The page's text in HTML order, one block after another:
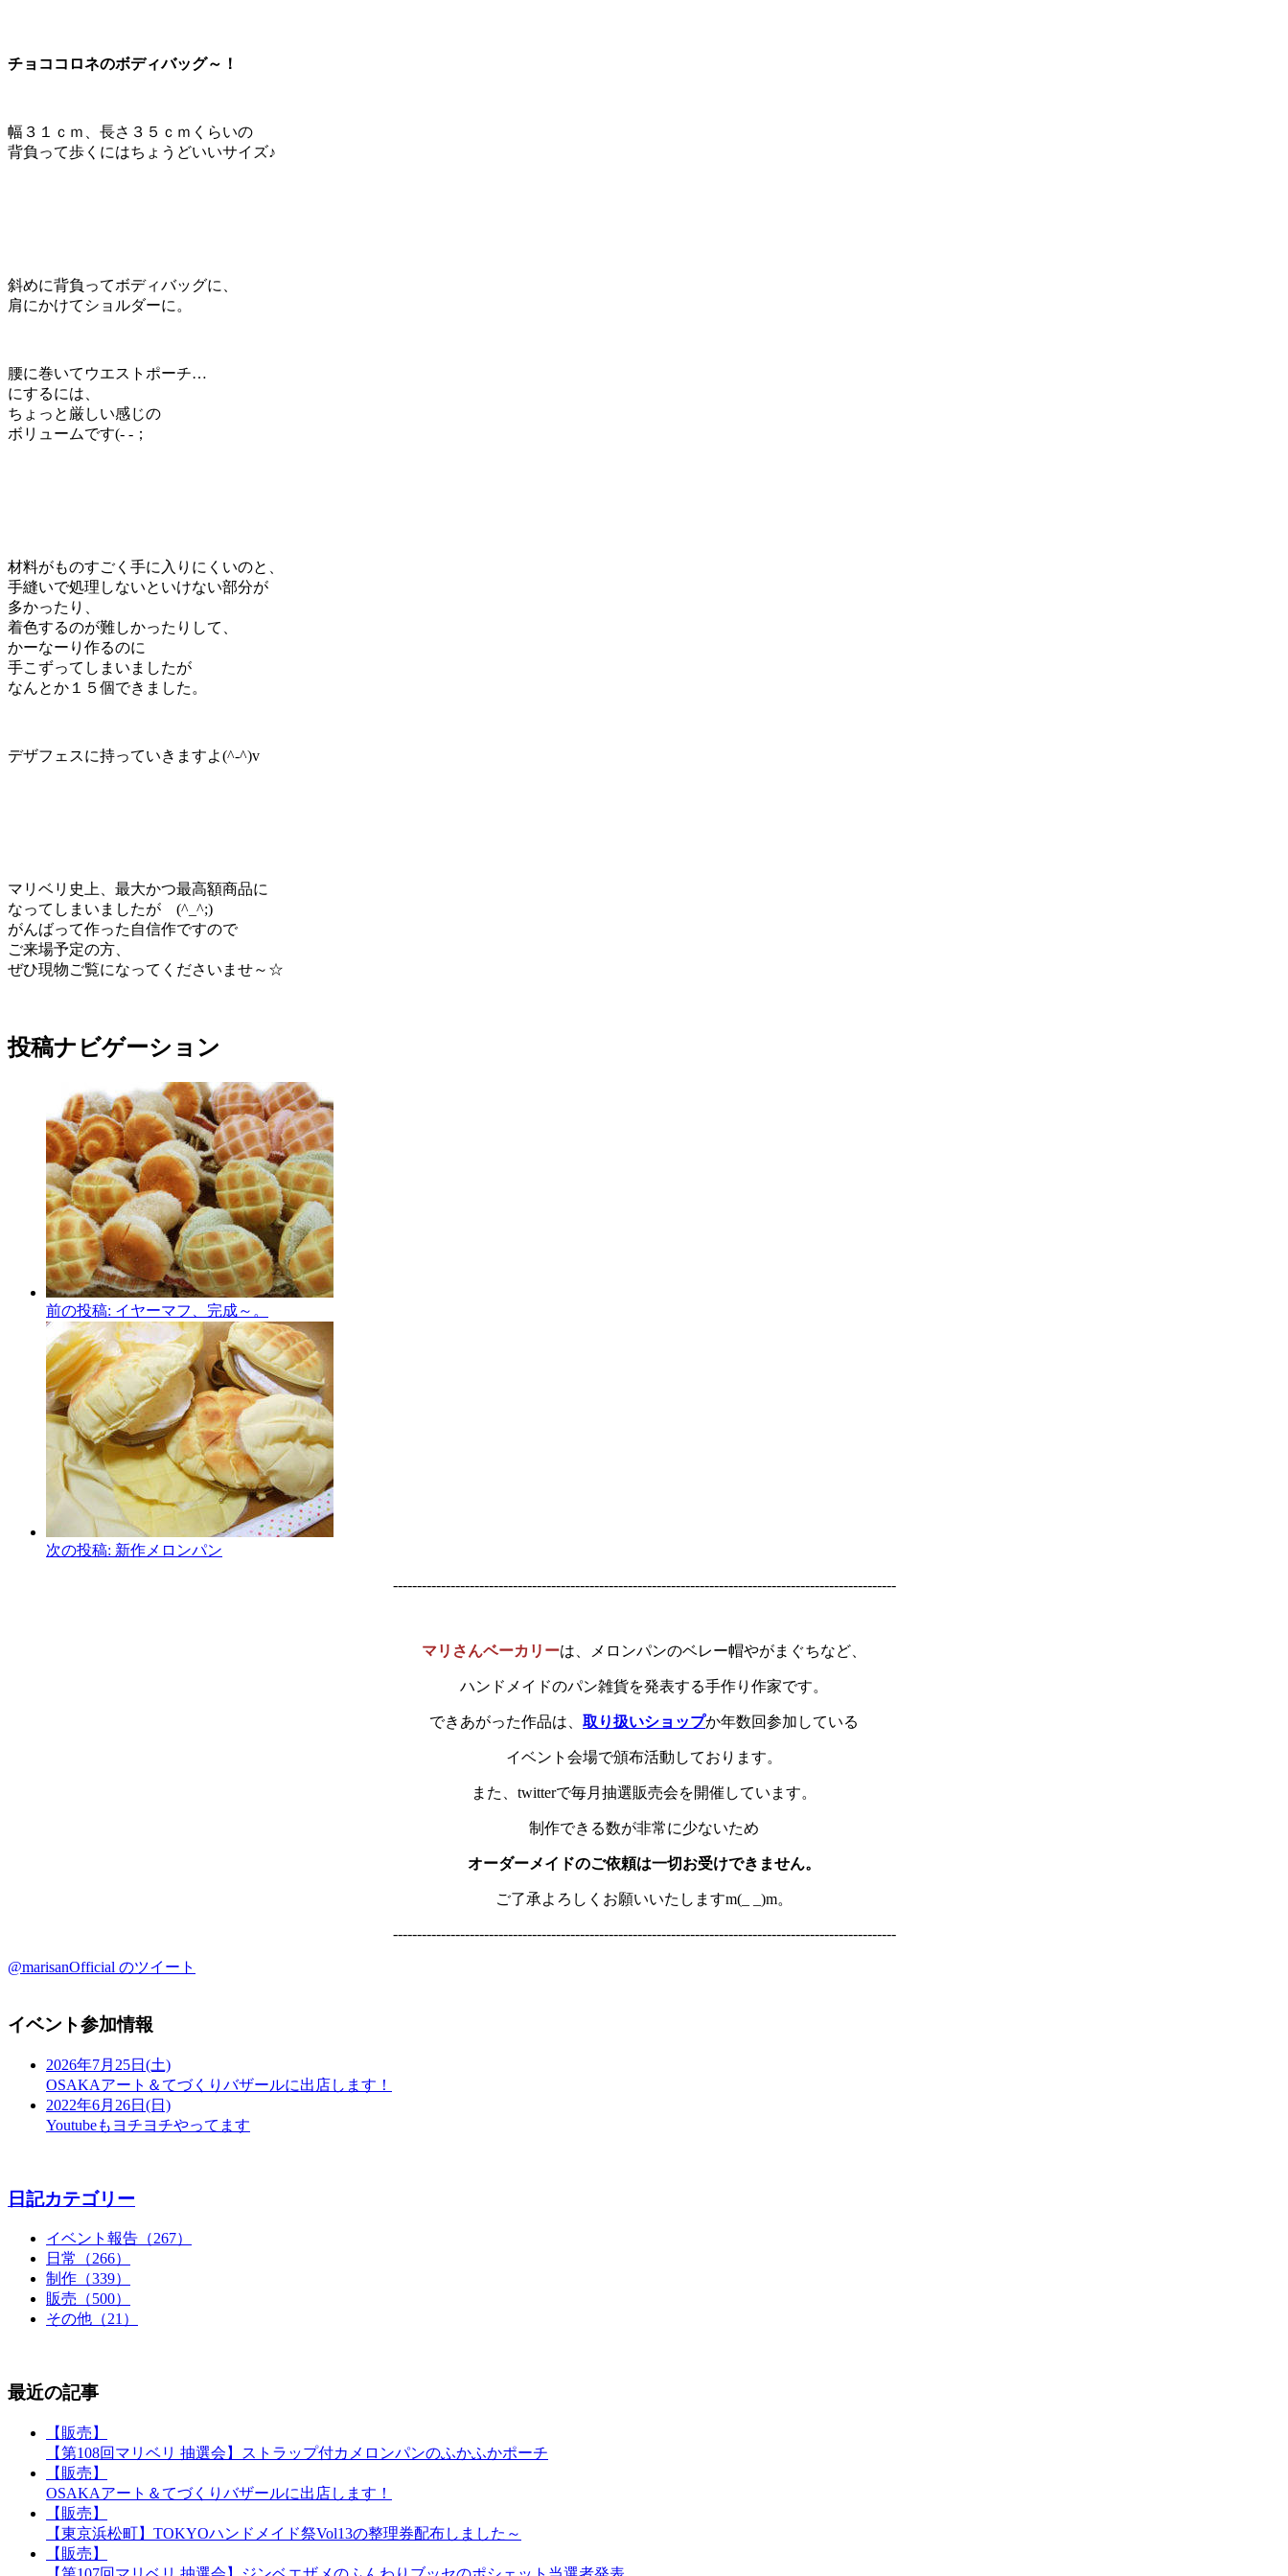
チョココロネのボディバッグ～！
幅３１ｃｍ、長さ３５ｃｍくらいの
背負って歩くにはちょうどいいサイズ♪
斜めに背負ってボディバッグに、
肩にかけてショルダーに。
腰に巻いてウエストポーチ…
にするには、
ちょっと厳しい感じの
ボリュームです(- -；
材料がものすごく手に入りにくいのと、
手縫いで処理しないといけない部分が
多かったり、
着色するのが難しかったりして、
かーなーり作るのに
手こずってしまいましたが
なんとか１５個できました。
デザフェスに持っていきますよ(^-^)v
マリベリ史上、最大かつ最高額商品に
なってしまいましたが (^_^;)
がんばって作った自信作ですので
ご来場予定の方、
ぜひ現物ご覧になってくださいませ～☆
投稿ナビゲーション
前の投稿: イヤーマフ、完成～。
次の投稿: 新作メロンパン
---------------------------------------------------------------------------------------------------------
マリさんベーカリーは、メロンパンのベレー帽やがまぐちなど、
ハンドメイドのパン雑貨を発表する手作り作家です。
できあがった作品は、 取り扱いショップか年数回参加している
イベント会場で頒布活動しております。
また、twitterで毎月抽選販売会を開催しています。
制作できる数が非常に少ないため
オーダーメイドのご依頼は一切お受けできません。
ご了承よろしくお願いいたしますm(_ _)m。
---------------------------------------------------------------------------------------------------------
@marisanOfficial のツイート
イベント参加情報
2026年7月25日(土)
OSAKAアート＆てづくりバザールに出店します！
2022年6月26日(日)
Youtubeもヨチヨチやってます
日記カテゴリー
イベント報告（267）
日常（266）
制作（339）
販売（500）
その他（21）
最近の記事
【販売】
【第108回マリベリ 抽選会】ストラップ付カメロンパンのふかふかポーチ
【販売】
OSAKAアート＆てづくりバザールに出店します！
【販売】
【東京浜松町】TOKYOハンドメイド祭Vol13の整理券配布しました～
【販売】